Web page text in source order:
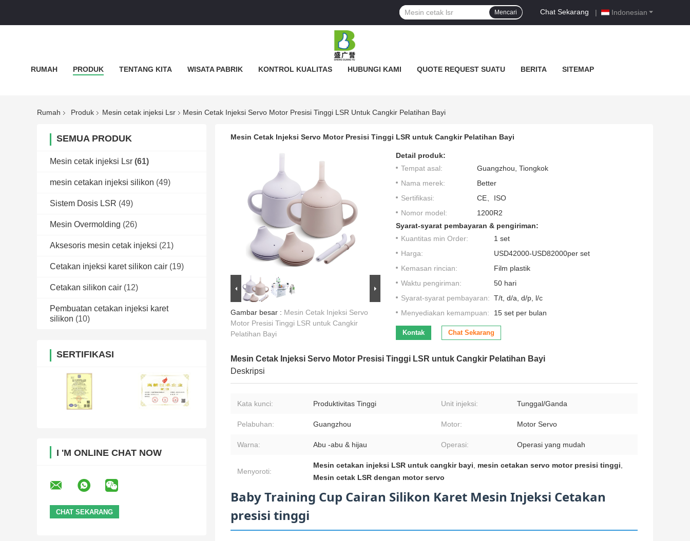
Indonesian
Chat Sekarang |
Mencari
RUMAH PRODUK TENTANG KITA WISATA PABRIK KONTROL KUALITAS HUBUNGI KAMI QUOTE REQUEST SUATU BERITA SITEMAP
Rumah Produk Mesin cetak injeksi Lsr Mesin Cetak Injeksi Servo Motor Presisi Tinggi LSR Untuk Cangkir Pelatihan Bayi
SEMUA PRODUK
Mesin cetak injeksi Lsr (61)
mesin cetakan injeksi silikon (49)
Sistem Dosis LSR (49)
Mesin Overmolding (26)
Aksesoris mesin cetak injeksi (21)
Cetakan injeksi karet silikon cair (19)
Cetakan silikon cair (12)
Pembuatan cetakan injeksi karet
silikon (10)
SERTIFIKASI
I 'M ONLINE CHAT NOW
Mesin Cetak Injeksi Servo Motor Presisi Tinggi LSR untuk Cangkir Pelatihan Bayi
Gambar besar : Mesin Cetak Injeksi Servo
Motor Presisi Tinggi LSR untuk Cangkir
Pelatihan Bayi
Detail produk:
Tempat asal:
Guangzhou, Tiongkok
Nama merek:
Better
Sertifikasi:
CE、ISO
Nomor model:
1200R2
Syarat-syarat pembayaran & pengiriman:
Kuantitas min Order:
1 set
Harga:
USD42000-USD82000per set
Kemasan rincian:
Film plastik
Waktu pengiriman:
50 hari
Syarat-syarat pembayaran: T/t, d/a, d/p, l/c
Menyediakan kemampuan:
15 set per bulan
Kontak Chat Sekarang
Mesin Cetak Injeksi Servo Motor Presisi Tinggi LSR untuk Cangkir Pelatihan Bayi
Deskripsi
Kata kunci: Produktivitas Tinggi Unit injeksi: Tunggal/Ganda
Pelabuhan: Guangzhou Motor: Motor Servo
Warna: Abu -abu & hijau Operasi: Operasi yang mudah
Menyoroti:
Mesin cetakan injeksi LSR untuk cangkir bayi, mesin cetakan servo motor presisi tinggi,
Mesin cetak LSR dengan motor servo
Baby Training Cup Cairan Silikon Karet Mesin Injeksi Cetakan
presisi tinggi